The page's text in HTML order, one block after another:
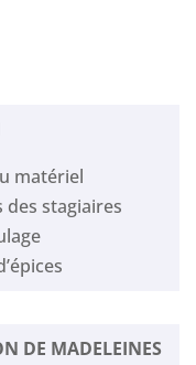
matériel
des stagiaires
DE MADELEINES